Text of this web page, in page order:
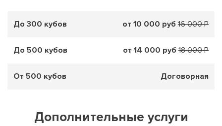
До 300 кубов от 10 000 руб 16 000 Р
До 500 кубов от 14 000 руб 18 000 Р
От 500 кубов Договорная
Дополнительные услуги